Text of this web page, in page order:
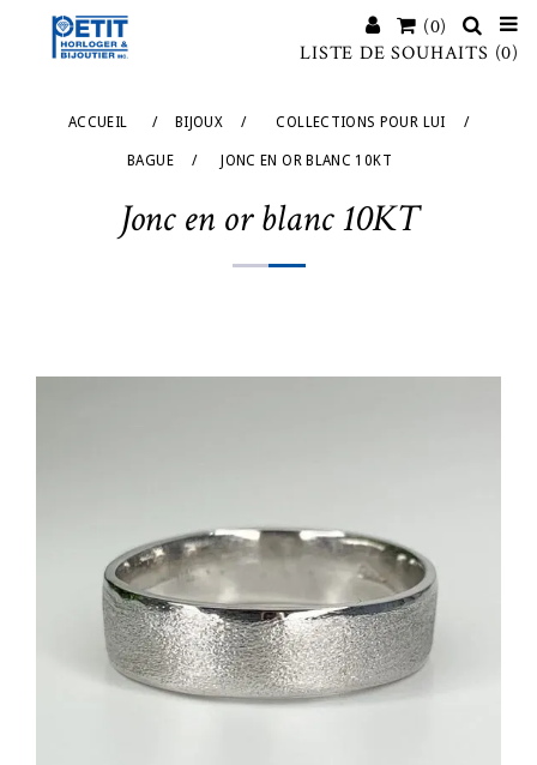
(0)
LISTE DE SOUHAITS (0)
ACCUEIL / BIJOUX / COLLECTIONS POUR LUI /
BAGUE / JONC EN OR BLANC 10KT
Jonc en or blanc 10KT